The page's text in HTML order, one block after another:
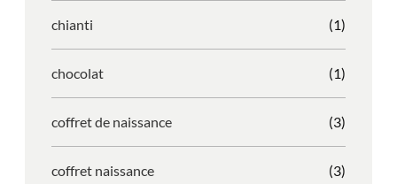
chianti (1)
chocolat (1)
coffret de naissance (3)
coffret naissance (3)